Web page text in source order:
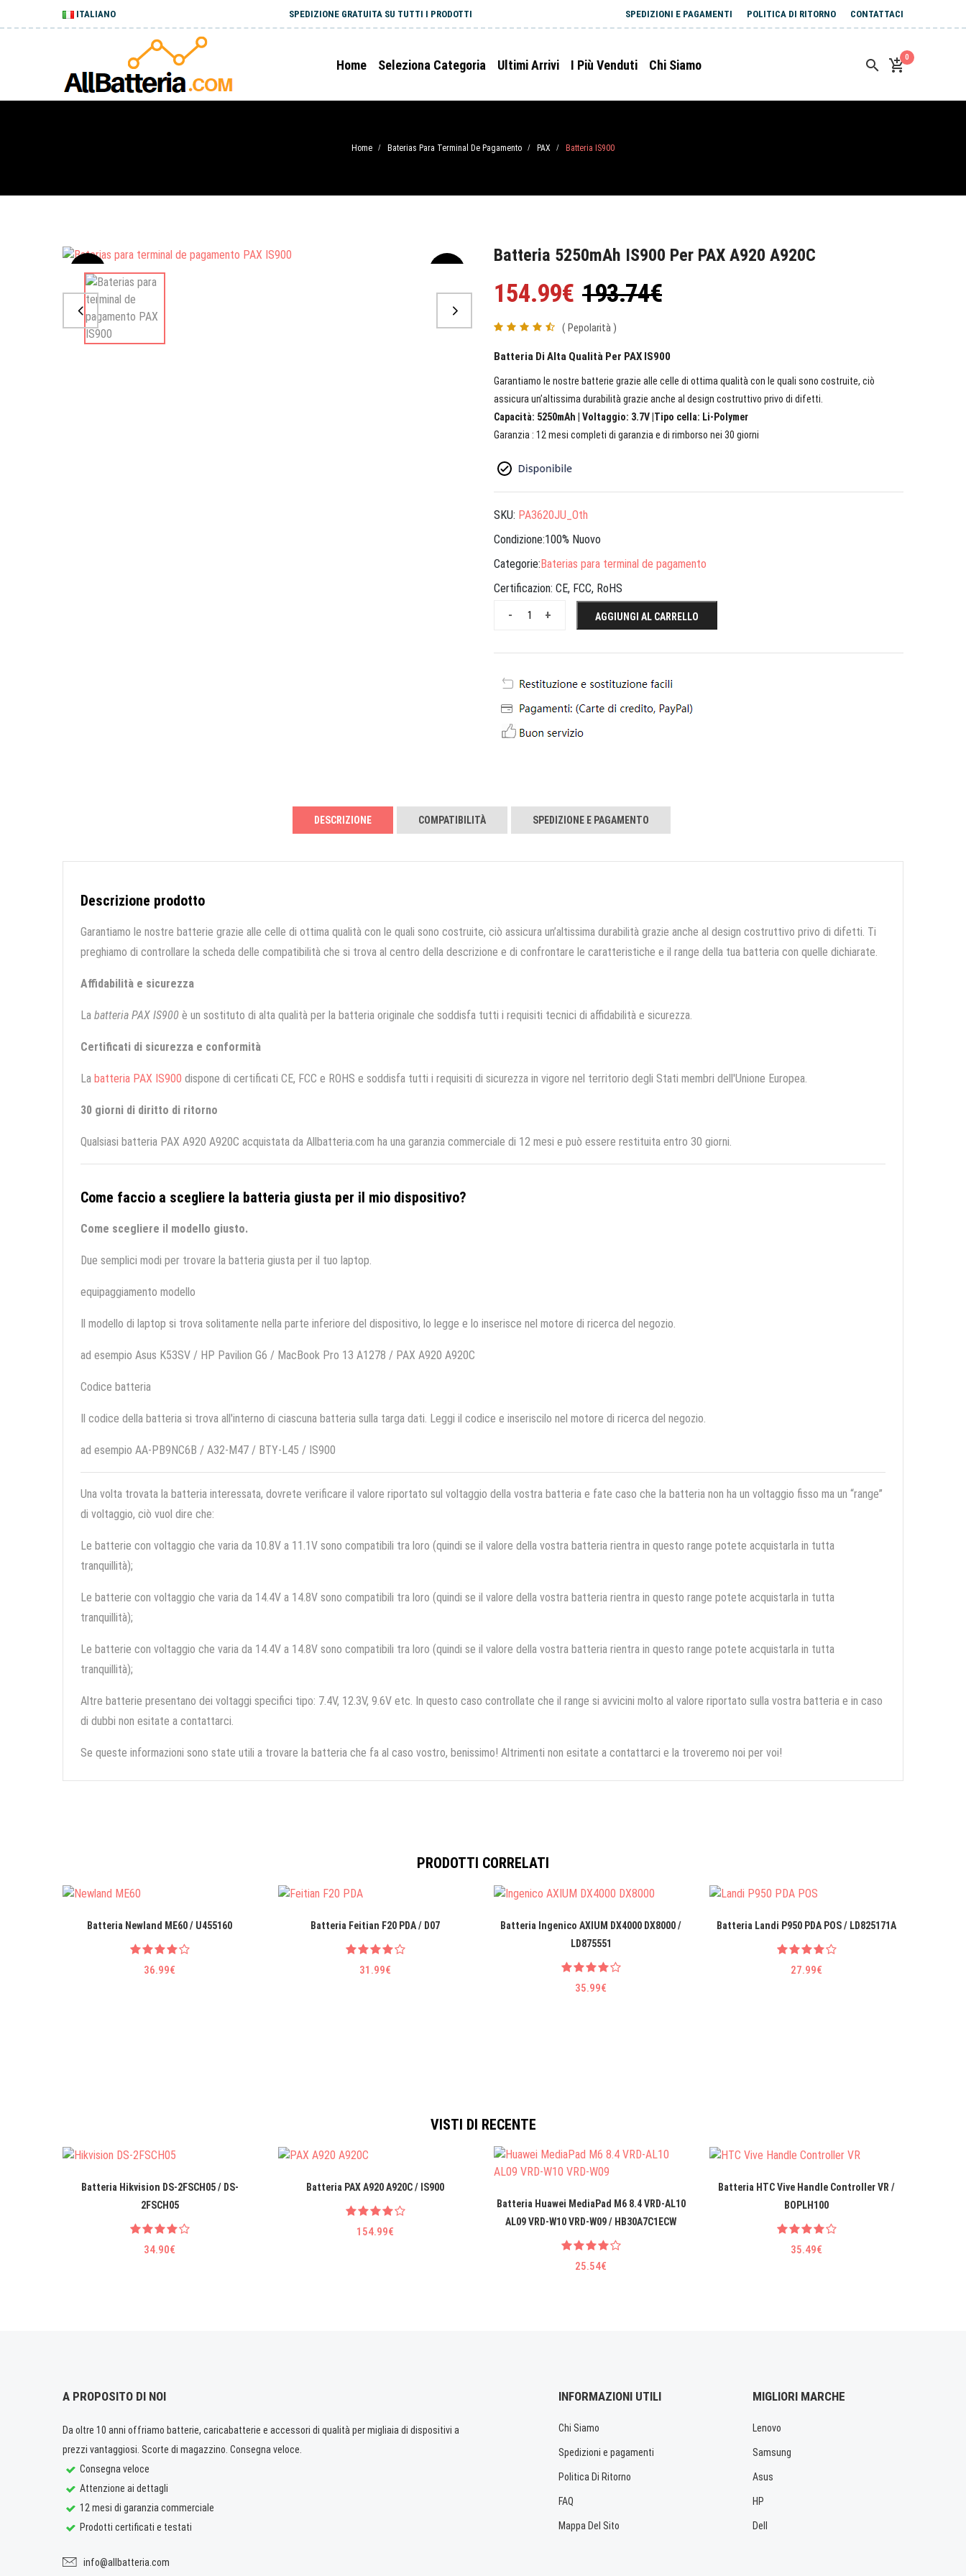
ITALIANO SPEDIZIONE GRATUITA SU TUTTI I PRODOTTI SPEDIZIONI E PAGAMENTI POLITICA DI RITORNO CONTATTACI
Home Seleziona Categoria Ultimi Arrivi I Più Venduti Chi Siamo
0
Home / Baterias Para Terminal De Pagamento / PAX / Batteria IS900
Sale
Batteria 5250mAh IS900 Per PAX A920 A920C
154.99€ 193.74€
( Pepolarità )
Batteria Di Alta Qualità Per PAX IS900
Garantiamo le nostre batterie grazie alle celle di ottima qualità con le quali sono costruite, ciò
assicura un’altissima durabilità grazie anche al design costruttivo privo di difetti.
Capacità: 5250mAh | Voltaggio: 3.7V |Tipo cella: Li-Polymer
Garanzia : 12 mesi completi di garanzia e di rimborso nei 30 giorni
SKU: PA3620JU_Oth
Condizione:100% Nuovo
Categorie:Baterias para terminal de pagamento
Certificazion: CE, FCC, RoHS
+
- AGGIUNGI AL CARRELLO
DESCRIZIONE COMPATIBILITÀ SPEDIZIONE E PAGAMENTO
Descrizione prodotto
Garantiamo le nostre batterie grazie alle celle di ottima qualità con le quali sono costruite, ciò assicura un’altissima durabilità grazie anche al design costruttivo privo di difetti. Ti
preghiamo di controllare la scheda delle compatibilità che si trova al centro della descrizione e di confrontare le caratteristiche e il range della tua batteria con quelle dichiarate.
Affidabilità e sicurezza
La batteria PAX IS900 è un sostituto di alta qualità per la batteria originale che soddisfa tutti i requisiti tecnici di affidabilità e sicurezza.
Certificati di sicurezza e conformità
La batteria PAX IS900 dispone di certificati CE, FCC e ROHS e soddisfa tutti i requisiti di sicurezza in vigore nel territorio degli Stati membri dell'Unione Europea.
30 giorni di diritto di ritorno
Qualsiasi batteria PAX A920 A920C acquistata da Allbatteria.com ha una garanzia commerciale di 12 mesi e può essere restituita entro 30 giorni.
Come faccio a scegliere la batteria giusta per il mio dispositivo?
Come scegliere il modello giusto.
Due semplici modi per trovare la batteria giusta per il tuo laptop.
equipaggiamento modello
Il modello di laptop si trova solitamente nella parte inferiore del dispositivo, lo legge e lo inserisce nel motore di ricerca del negozio.
ad esempio Asus K53SV / HP Pavilion G6 / MacBook Pro 13 A1278 / PAX A920 A920C
Codice batteria
Il codice della batteria si trova all'interno di ciascuna batteria sulla targa dati. Leggi il codice e inseriscilo nel motore di ricerca del negozio.
ad esempio AA-PB9NC6B / A32-M47 / BTY-L45 / IS900
Una volta trovata la batteria interessata, dovrete verificare il valore riportato sul voltaggio della vostra batteria e fate caso che la batteria non ha un voltaggio fisso ma un “range”
di voltaggio, ciò vuol dire che:
Le batterie con voltaggio che varia da 10.8V a 11.1V sono compatibili tra loro (quindi se il valore della vostra batteria rientra in questo range potete acquistarla in tutta
tranquillità);
Le batterie con voltaggio che varia da 14.4V a 14.8V sono compatibili tra loro (quindi se il valore della vostra batteria rientra in questo range potete acquistarla in tutta
tranquillità);
Le batterie con voltaggio che varia da 14.4V a 14.8V sono compatibili tra loro (quindi se il valore della vostra batteria rientra in questo range potete acquistarla in tutta
tranquillità);
Altre batterie presentano dei voltaggi specifici tipo: 7.4V, 12.3V, 9.6V etc. In questo caso controllate che il range si avvicini molto al valore riportato sulla vostra batteria e in caso
di dubbi non esitate a contattarci.
Se queste informazioni sono state utili a trovare la batteria che fa al caso vostro, benissimo! Altrimenti non esitate a contattarci e la troveremo noi per voi!
PRODOTTI CORRELATI
Batteria Newland ME60 / U455160
36.99€
Batteria Feitian F20 PDA / D07
31.99€
Batteria Ingenico AXIUM DX4000 DX8000 /
LD875551
35.99€
Batteria Landi P950 PDA POS / LD825171A
27.99€
VISTI DI RECENTE
Batteria Hikvision DS-2FSCH05 / DS-
2FSCH05
34.90€
Batteria PAX A920 A920C / IS900
154.99€
Batteria Huawei MediaPad M6 8.4 VRD-AL10
AL09 VRD-W10 VRD-W09 / HB30A7C1ECW
25.54€
Batteria HTC Vive Handle Controller VR /
BOPLH100
35.49€
A PROPOSITO DI NOI
Da oltre 10 anni offriamo batterie, caricabatterie e accessori di qualità per migliaia di dispositivi a
prezzi vantaggiosi. Scorte di magazzino. Consegna veloce.
Consegna veloce
Attenzione ai dettagli
12 mesi di garanzia commerciale
Prodotti certificati e testati
info@allbatteria.com
INFORMAZIONI UTILI
Chi Siamo
Spedizioni e pagamenti
Politica Di Ritorno
FAQ
Mappa Del Sito
MIGLIORI MARCHE
Lenovo
Samsung
Asus
HP
Dell